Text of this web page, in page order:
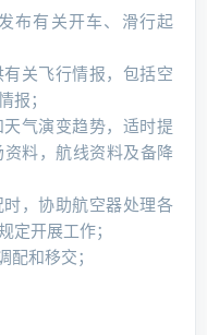
布有关开车、滑行起
关飞行情报，包括空
报；
气演变趋势，适时提
料，航线资料及备降
，协助航空器处理各
定开展工作；
和移交；